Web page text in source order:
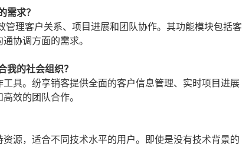
需求？
理客户关系、项目进展和团队协作。其功能模块包括客
协调方面的需求。
的社会组织？
具。纷享销客提供全面的客户信息管理、实时项目进展
效的团队合作。
源，适合不同技术水平的用户。即使是没有技术背景的